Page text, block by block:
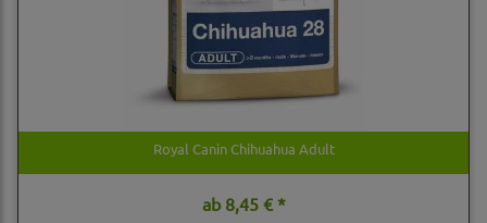
Royal Canin Chihuahua Adult
ab8,45 € *